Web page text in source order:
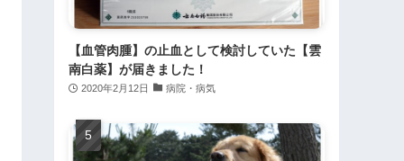
【血管肉腫】の止血として検討していた【雲
南白薬】が届きました！
2020年2月12日 病院・病気